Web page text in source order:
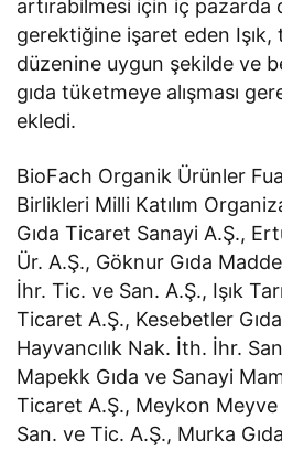
artırabilmesi için iç pazarda
gerektiğine işaret eden
düzenine uygun şekilde ve
gıda tüketmeye alışması
ekledi.
BioFach Organik Ürünler
Birlikleri Milli Katılım
Gıda Ticaret Sanayi A.Ş.,
Ür. A.Ş., Göknur Gıda
İhr. Tic. ve San. A.Ş., Işık
Ticaret A.Ş., Kesebetler
Hayvancılık Nak. İth. İhr.
Mapekk Gıda ve Sanayi
Ticaret A.Ş., Meykon Meyve
San. ve Tic. A.Ş., Murka